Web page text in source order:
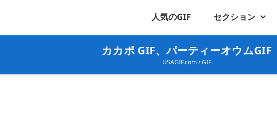
人気のGIF セクション
カカポ GIF、パーティーオウムGIF
USAGIF.com/GIF